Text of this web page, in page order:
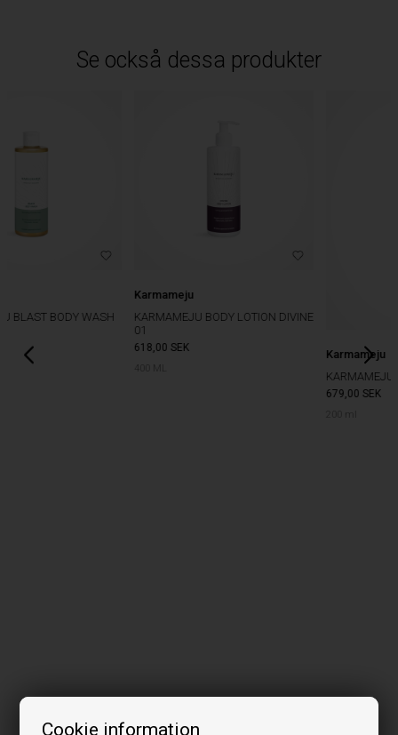
Cookie information
Se också dessa produkter
KARMAMEJU BODY LOTION DIVINE
618,00
KARMAMEJU BODY OIL HOPE 01